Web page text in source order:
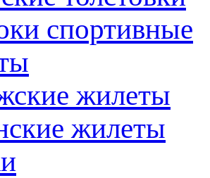
спортивные
жилеты
жилеты